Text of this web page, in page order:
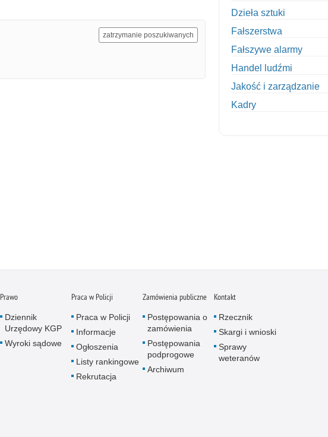
zatrzymanie poszukiwanych
Dzieła sztuki
Fałszerstwa
Fałszywe alarmy
Handel ludźmi
Jakość i zarządzanie
Kadry
Nietrzeźwi kierujący
Nietrzeźwi opiekunowie
Prawo
Dziennik
Urzędowy KGP
Wyroki sądowe
Praca w Policji
Praca w Policji
Informacje
Ogłoszenia
Listy rankingowe
Rekrutacja
Zamówienia publiczne
Postępowania o
zamówienia
Postępowania
podprogowe
Archiwum
Kontakt
Rzecznik
Skargi i wnioski
Sprawy
weteranów